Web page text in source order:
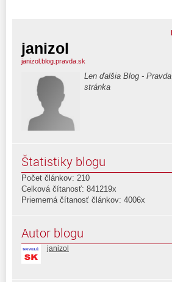
janizol
janizol.blog.pravda.sk
Len ďalšia Blog - Pravda
stránka
Štatistiky blogu
Počet článkov: 210
Celková čítanosť: 841219x
Priemerná čítanosť článkov: 4006x
Autor blogu
janizol